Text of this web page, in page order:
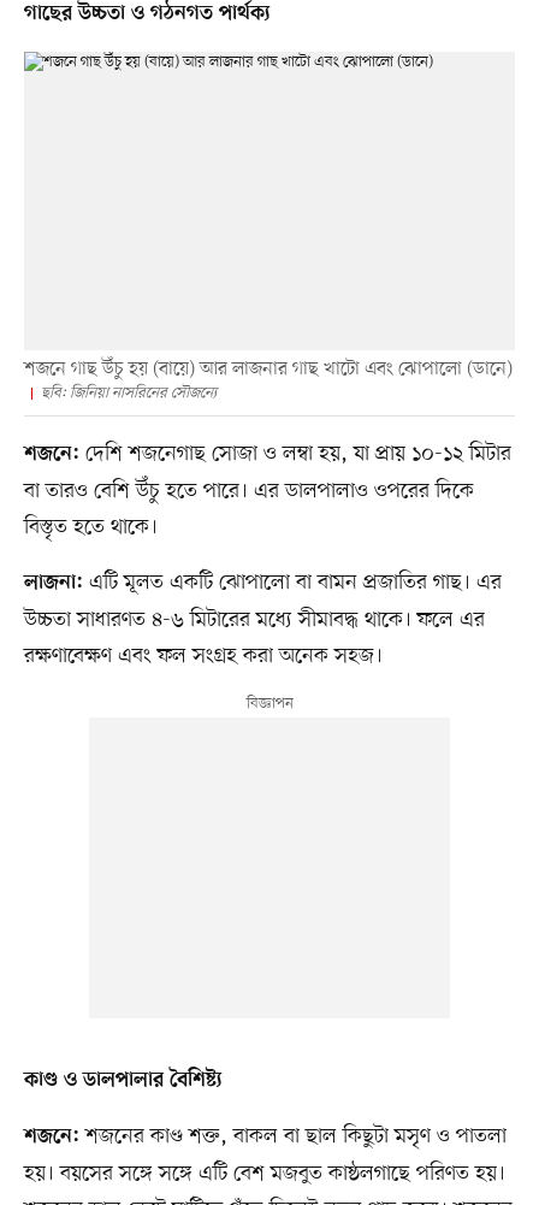
গাছের উচ্চতা ও গঠনগত পার্থক্য
শজনে গাছ উঁচু হয় (বায়ে) আর লাজনার গাছ খাটো এবং ঝোপালো (ডানে)
ছবি: জিনিয়া নাসরিনের সৌজন্যে
শজনে: দেশি শজনেগাছ সোজা ও লম্বা হয়, যা প্রায় ১০-১২ মিটার
বা তারও বেশি উঁচু হতে পারে। এর ডালপালাও ওপরের দিকে
বিস্তৃত হতে থাকে।
লাজনা: এটি মূলত একটি ঝোপালো বা বামন প্রজাতির গাছ। এর
উচ্চতা সাধারণত ৪-৬ মিটারের মধ্যে সীমাবদ্ধ থাকে। ফলে এর
রক্ষণাবেক্ষণ এবং ফল সংগ্রহ করা অনেক সহজ।
কাণ্ড ও ডালপালার বৈশিষ্ট্য
শজনে: শজনের কাণ্ড শক্ত, বাকল বা ছাল কিছুটা মসৃণ ও পাতলা
হয়। বয়সের সঙ্গে সঙ্গে এটি বেশ মজবুত কাষ্ঠলগাছে পরিণত হয়।